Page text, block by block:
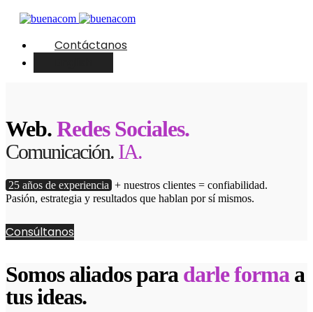
Contáctanos
Web.Redes Sociales.
Comunicación. IA.
25 años de experiencia + nuestros clientes = confiabilidad.
Pasión, estrategia y resultados que hablan por sí mismos.
Consúltanos
Somos aliados para darle forma a
tus ideas.